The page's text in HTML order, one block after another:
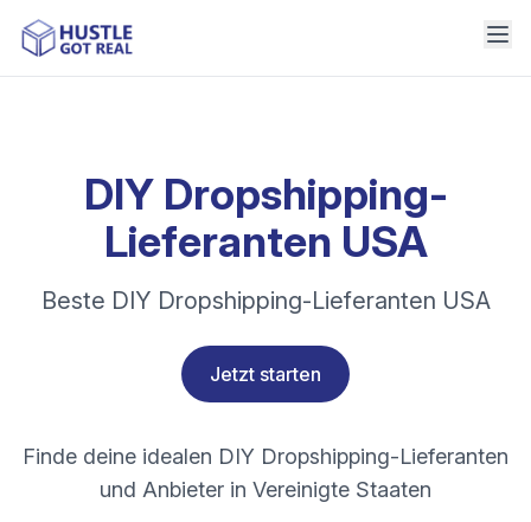
DIY Dropshipping-
Lieferanten USA
Beste DIY Dropshipping-Lieferanten USA
Jetzt starten
Finde deine idealen DIY Dropshipping-Lieferanten
und Anbieter in Vereinigte Staaten